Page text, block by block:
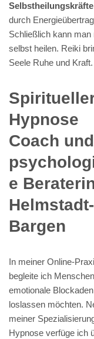
Selbstheilungskräfte
durch
Schließlich kann man
selbst heilen. Reiki
Seele Ruhe und Kraft.
Hypnose
Coach und
e
Helmstadt-
Bargen
In meiner Online-
begleite ich
emotionale Blockaden
loslassen möchten.
meiner
Hypnose verfüge ich